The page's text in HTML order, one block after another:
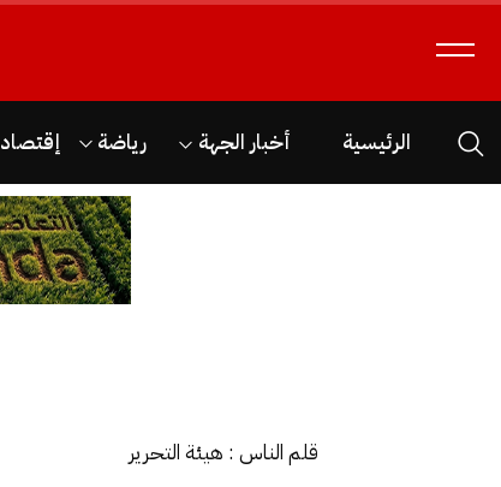
الرئيسية أخبار الجهة رياضة إقتصاد
قلم الناس : هيئة التحرير